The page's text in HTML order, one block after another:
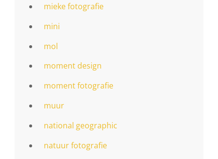
mieke fotografie
mini
mol
moment design
moment fotografie
muur
national geographic
natuur fotografie